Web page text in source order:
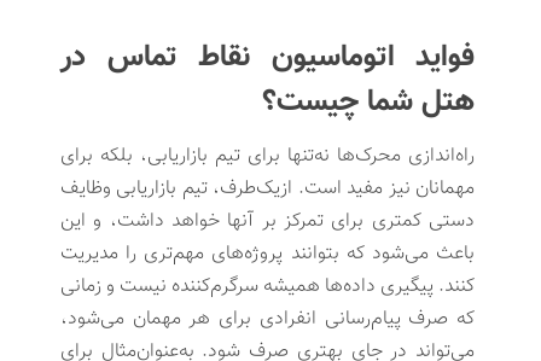
فواید اتوماسیون نقاط تماس در
هتل شما چیست؟
راه‌اندازی محرک‌ها نه‌تنها برای تیم بازاریابی، بلکه برای
مهمانان نیز مفید است. ازیک‌طرف، تیم بازاریابی وظایف
دستی کمتری برای تمرکز بر آنها خواهد داشت، و این
باعث می‌شود که بتوانند پروژه‌های مهم‌تری را مدیریت
کنند. پیگیری داده‌ها همیشه سرگرم‌کننده نیست و زمانی
که صرف پیام‌رسانی انفرادی برای هر مهمان می‌شود،
می‌تواند در جای بهتری صرف شود. به‌عنوان‌مثال برای